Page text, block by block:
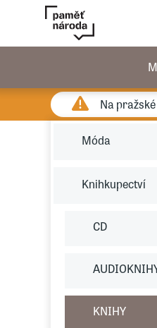
Na
Móda
Knihkupectví
CD
KNIHY